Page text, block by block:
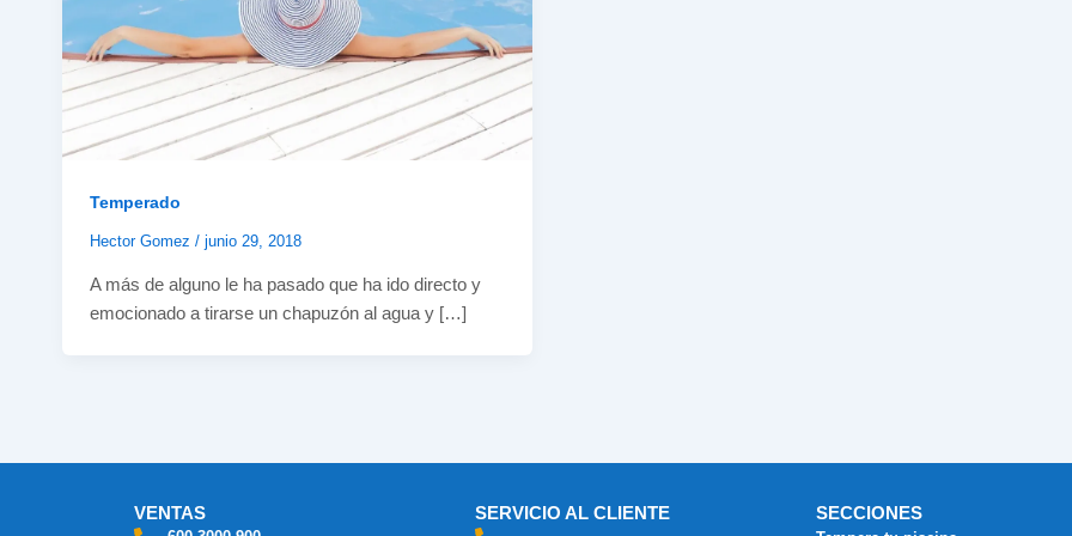
Temperado
Hector Gomez / junio 29, 2018
A más de alguno le ha pasado que ha ido directo y
emocionado a tirarse un chapuzón al agua y […]
VENTAS SERVICIO AL CLIENTE SECCIONES